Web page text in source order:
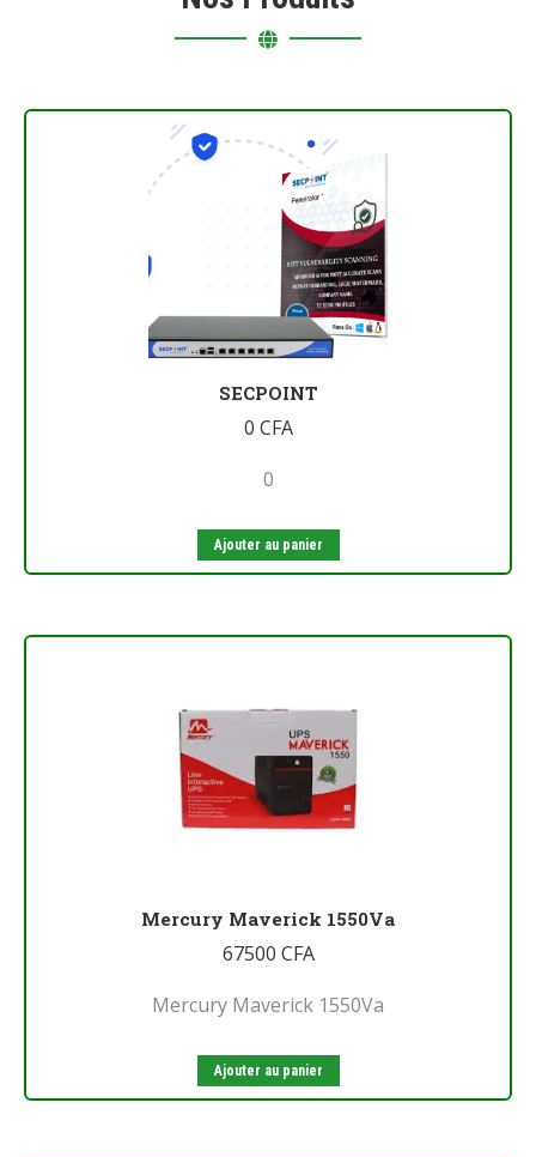
SECPOINT
0 CFA
0
Ajouter au panier
Mercury Maverick 1550Va
67500 CFA
Mercury Maverick 1550Va
Ajouter au panier